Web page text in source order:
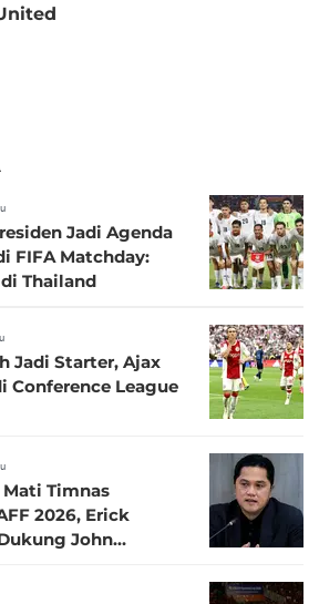
Jadi Agenda
FIFA Matchday:
Thailand
Jadi Starter, Ajax
Conference League
Timnas
2026, Erick
John